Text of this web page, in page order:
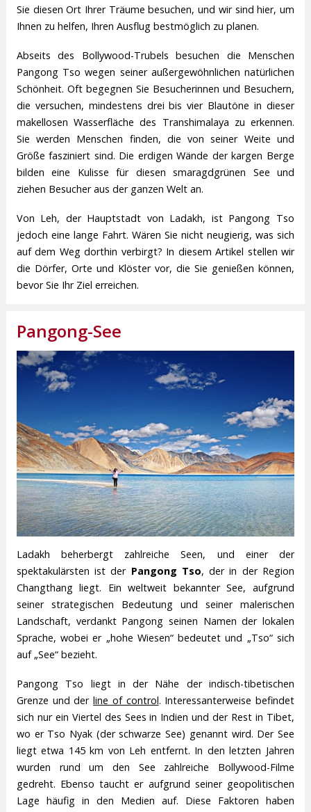
Sie diesen Ort Ihrer Träume besuchen, und wir sind hier, um
Ihnen zu helfen, Ihren Ausflug bestmöglich zu planen.
Abseits des Bollywood-Trubels besuchen die Menschen
Pangong Tso wegen seiner außergewöhnlichen natürlichen
Schönheit. Oft begegnen Sie Besucherinnen und Besuchern,
die versuchen, mindestens drei bis vier Blautöne in dieser
makellosen Wasserfläche des Transhimalaya zu erkennen.
Sie werden Menschen finden, die von seiner Weite und
Größe fasziniert sind. Die erdigen Wände der kargen Berge
bilden eine Kulisse für diesen smaragdgrünen See und
ziehen Besucher aus der ganzen Welt an.
Von Leh, der Hauptstadt von Ladakh, ist Pangong Tso
jedoch eine lange Fahrt. Wären Sie nicht neugierig, was sich
auf dem Weg dorthin verbirgt? In diesem Artikel stellen wir
die Dörfer, Orte und Klöster vor, die Sie genießen können,
bevor Sie Ihr Ziel erreichen.
Pangong-See
Ladakh beherbergt zahlreiche Seen, und einer der
spektakulärsten ist der Pangong Tso, der in der Region
Changthang liegt. Ein weltweit bekannter See, aufgrund
seiner strategischen Bedeutung und seiner malerischen
Landschaft, verdankt Pangong seinen Namen der lokalen
Sprache, wobei er „hohe Wiesen“ bedeutet und „Tso“ sich
auf „See“ bezieht.
Pangong Tso liegt in der Nähe der indisch-tibetischen
Grenze und derline of control. Interessanterweise befindet
sich nur ein Viertel des Sees in Indien und der Rest in Tibet,
wo er Tso Nyak (der schwarze See) genannt wird. Der See
liegt etwa 145 km von Leh entfernt. In den letzten Jahren
wurden rund um den See zahlreiche Bollywood-Filme
gedreht. Ebenso taucht er aufgrund seiner geopolitischen
Lage häufig in den Medien auf. Diese Faktoren haben